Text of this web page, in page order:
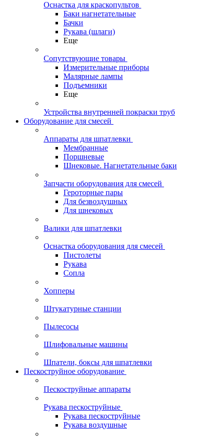
Оснастка для краскопультов
Баки нагнетательные
Бачки
Рукава (шлаги)
Еще
Сопутствующие товары
Измерительные приборы
Малярные лампы
Подъемники
Еще
Устройства внутренней покраски труб
Оборудование для смесей
Аппараты для шпатлевки
Мембранные
Поршневые
Шнековые. Нагнетательные баки
Запчасти оборудования для смесей
Героторные пары
Для безвоздушных
Для шнековых
Валики для шпатлевки
Оснастка оборудования для смесей
Пистолеты
Рукава
Сопла
Хопперы
Штукатурные станции
Пылесосы
Шлифовальные машины
Шпатели, боксы для шпатлевки
Пескоструйное оборудование
Пескоструйные аппараты
Рукава пескоструйные
Рукава пескоструйные
Рукава воздушные